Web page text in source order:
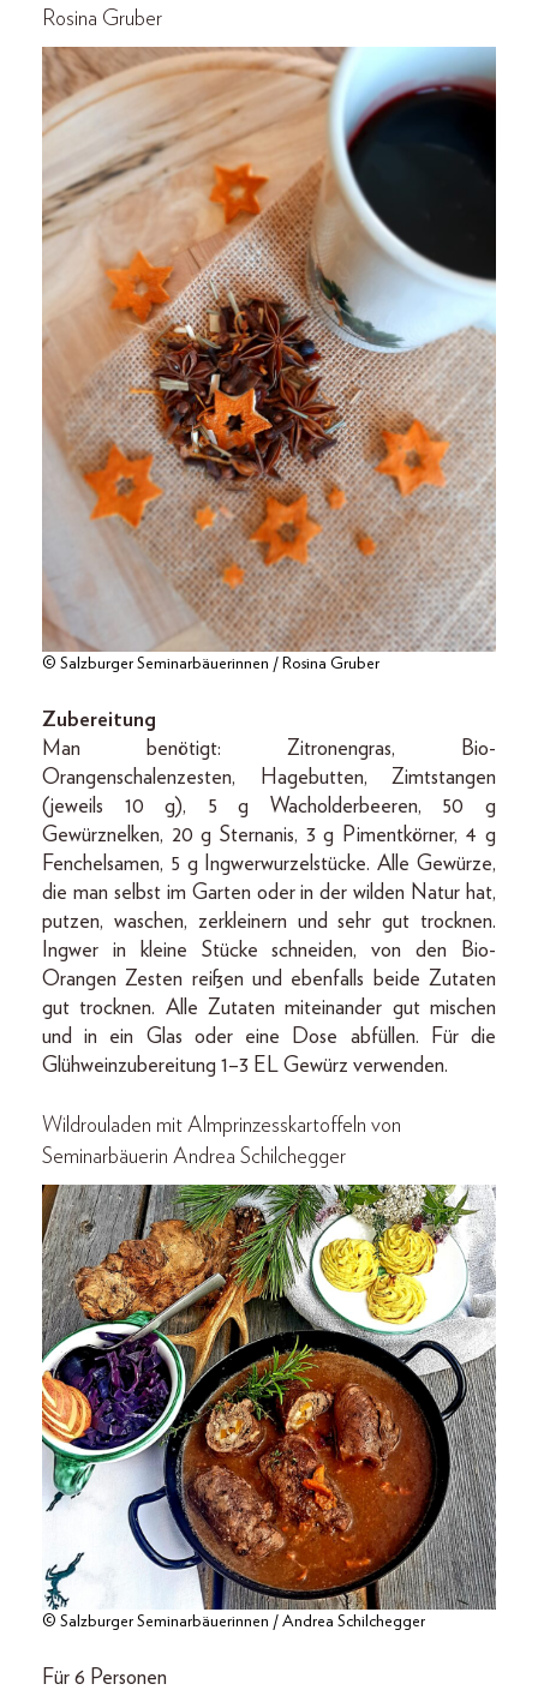
Rosina Gruber
© Salzburger Seminarbäuerinnen / Rosina Gruber
Zubereitung
Man benötigt: Zitronengras, Bio-
Orangenschalenzesten, Hagebutten, Zimtstangen
(jeweils 10 g), 5 g Wacholderbeeren, 50 g
Gewürznelken, 20 g Sternanis, 3 g Pimentkörner, 4 g
Fenchelsamen, 5 g Ingwerwurzelstücke. Alle Gewürze,
die man selbst im Garten oder in der wilden Natur hat,
putzen, waschen, zerkleinern und sehr gut trocknen.
Ingwer in kleine Stücke schneiden, von den Bio-
Orangen Zesten reißen und ebenfalls beide Zutaten
gut trocknen. Alle Zutaten miteinander gut mischen
und in ein Glas oder eine Dose abfüllen. Für die
Glühweinzubereitung 1–3 EL Gewürz verwenden.
Wildrouladen mit Almprinzesskartoffeln von
Seminarbäuerin Andrea Schilchegger
© Salzburger Seminarbäuerinnen / Andrea Schilchegger
Für 6 Personen